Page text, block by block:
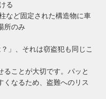
る
など固定された構造物に車
所のみ
」、それは窃盗犯も同じこ
ることが大切です。パッと
くなるため、盗難へのリス